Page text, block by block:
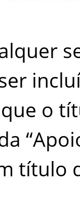
o
“
título